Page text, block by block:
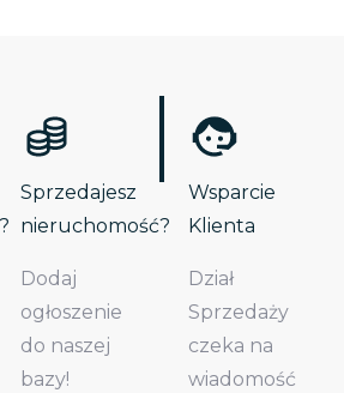
Sprzedajesz
nieruchomość?
Dodaj
ogłoszenie
do naszej
bazy!
Wsparcie
Klienta
Dział
Sprzedaży
czeka na
wiadomość